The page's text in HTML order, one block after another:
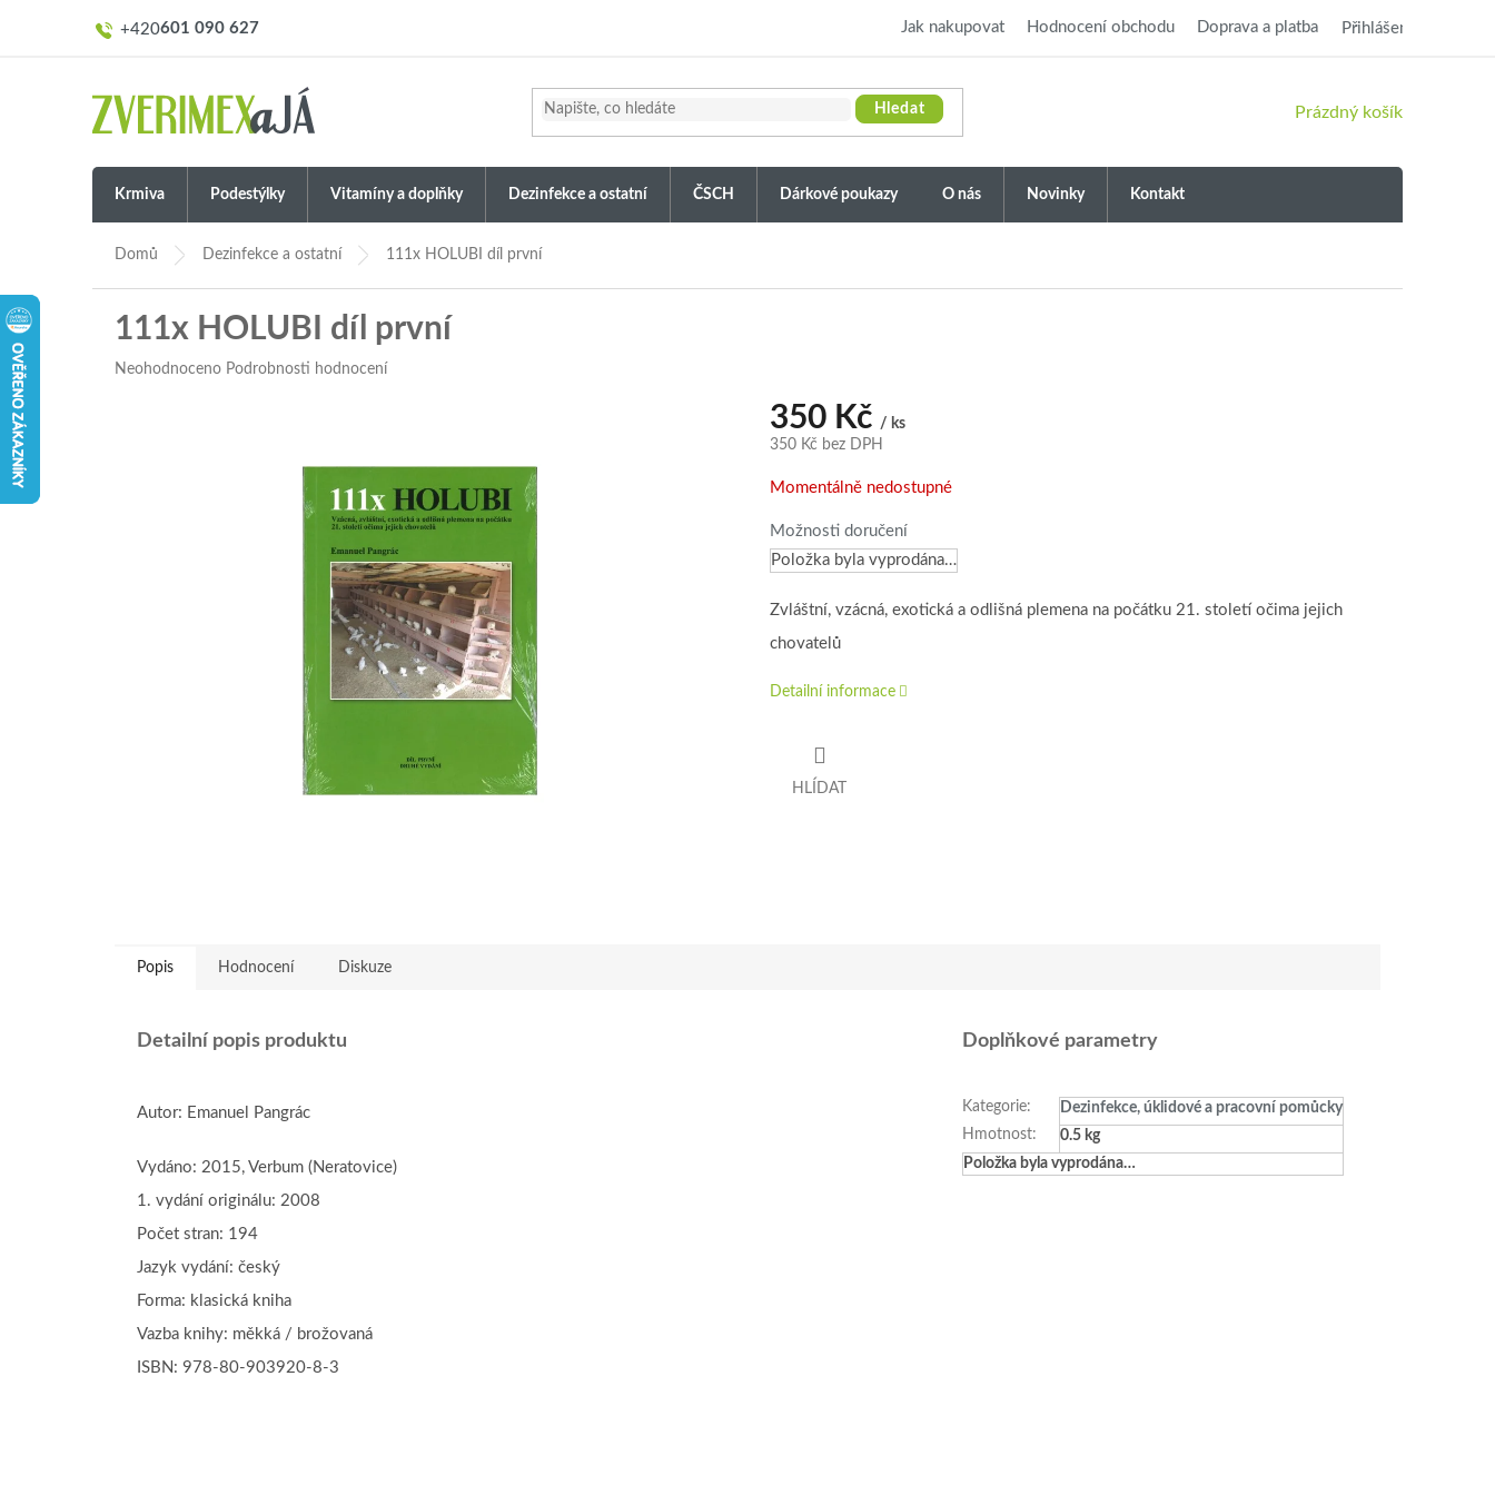
601 090 627 Jak nakupovat Hodnocení obchodu Doprava a platba Přihlášení
Hledat
NÁKUPNÍ
Prázdný košík
Krmiva Podestýlky Vitamíny a doplňky Dezinfekce a ostatní ČSCH Dárkové poukazy O nás Novinky Kontakt
Domů Dezinfekce a ostatní 111x HOLUBI díl první
111x HOLUBI díl první
Průměrné
Neohodnoceno Podrobnosti hodnocení
350 Kč / ks
350 Kč bez DPH
cena:
Momentálně nedostupné
Možnosti doručení
Položka byla vyprodána…
Zvláštní, vzácná, exotická a odlišná plemena na počátku 21. století očima jejich
chovatelů
Detailní informace
HLÍDAT
Popis Hodnocení Diskuze
Detailní popis produktu
Autor: Emanuel Pangrác
Vydáno: 2015, Verbum (Neratovice)
1. vydání originálu: 2008
Počet stran: 194
Jazyk vydání: český
Forma: klasická kniha
Vazba knihy: měkká / brožovaná
ISBN: 978-80-903920-8-3
Doplňkové parametry
Kategorie:
Dezinfekce, úklidové a pracovní pomůcky
Hmotnost:
0.5 kg
Položka byla vyprodána…